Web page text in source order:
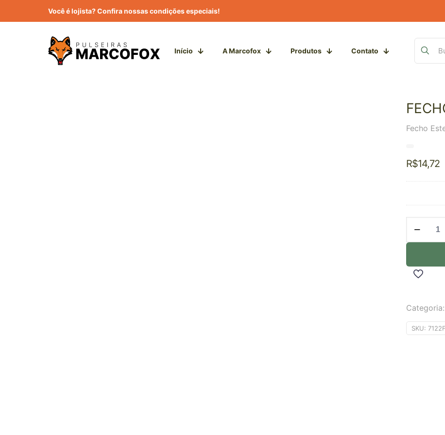
Você é lojista? Confira nossas condições especiais!
Início A Marcofox Produtos Contato
Fecho
R$14,72
Categoria:
SKU: